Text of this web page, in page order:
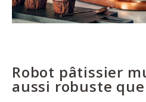
Robot pâtissier
aussi robuste que